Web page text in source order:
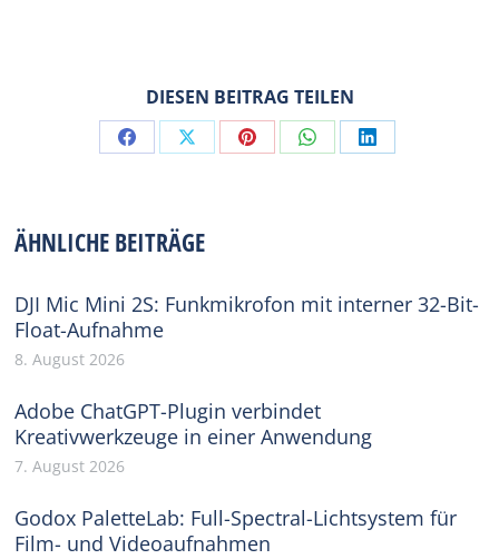
DIESEN BEITRAG TEILEN
Share Share Share Share Share
ÄHNLICHE BEITRÄGE
DJI Mic Mini 2S: Funkmikrofon mit interner 32-Bit-
Float-Aufnahme
8. August 2026
Adobe ChatGPT-Plugin verbindet
Kreativwerkzeuge in einer Anwendung
7. August 2026
Godox PaletteLab: Full-Spectral-Lichtsystem für
Film- und Videoaufnahmen